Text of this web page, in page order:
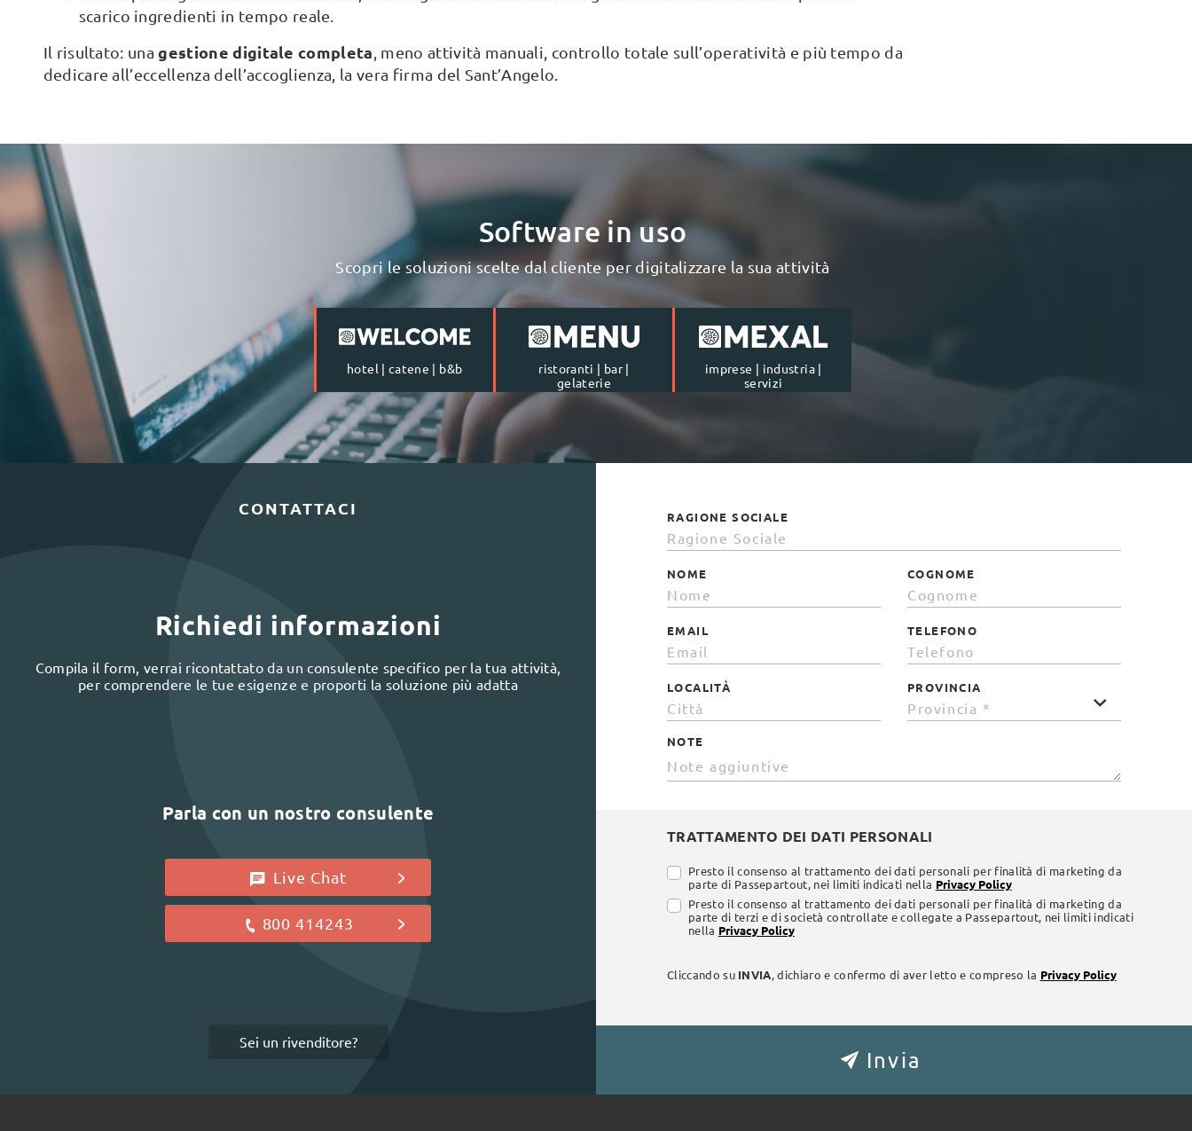
scarico ingredienti in tempo reale.
Il risultato: unagestione digitale completa, meno attività manuali, controllo totale sull’operatività e più tempo da
dedicare all’eccellenza dell’accoglienza, la vera firma del Sant’Angelo.
Software in uso
Scopri le soluzioni scelte dal cliente per digitalizzare la sua attività
hotel | catene | b&b
ristoranti | bar |
gelaterie
imprese | industria |
servizi
CONTATTACI
Richiedi informazioni
Compila il form, verrai ricontattato da un consulente specifico per la tua attività,
per comprendere le tue esigenze e proporti la soluzione più adatta
Parla con un nostro consulente
Live Chat
800 414243
Sei un rivenditore?
RAGIONE SOCIALE
NOME COGNOME
EMAIL TELEFONO
LOCALITÀ PROVINCIA
NOTE
TRATTAMENTO DEI DATI PERSONALI
Presto il consenso al trattamento dei dati personali per finalità di marketing da
parte di Passepartout, nei limiti indicati nella Privacy Policy
Presto il consenso al trattamento dei dati personali per finalità di marketing da
parte di terzi e di società controllate e collegate a Passepartout, nei limiti indicati
nella Privacy Policy
Cliccando su INVIA, dichiaro e confermo di aver letto e compreso la Privacy Policy